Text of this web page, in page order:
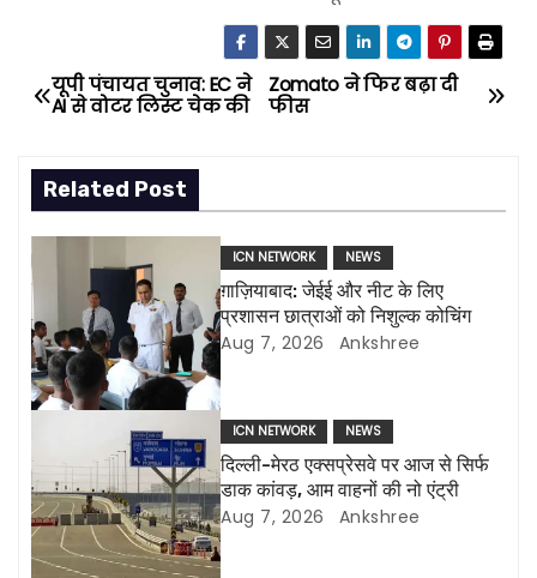
P
s
t
n
a
v
i
g
a
Zomato ने फिर बढ़ा दी
फीस
यूपी पंचायत चुनाव: EC ने
AI से वोटर लिस्ट चेक की
Related Post
ICN NETWORK NEWS
ग़ाज़ियाबाद: जेईई और नीट के लिए
प्रशासन छात्राओं को निशुल्क कोचिंग
Aug 7, 2026 Ankshree
ICN NETWORK NEWS
दिल्ली-मेरठ एक्सप्रेसवे पर आज से सिर्फ
डाक कांवड़, आम वाहनों की नो एंट्री
Aug 7, 2026 Ankshree